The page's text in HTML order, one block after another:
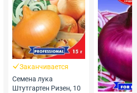
Заканчивается
Семена лука
Штутгартен Ризен, 10